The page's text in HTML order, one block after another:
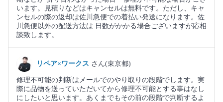
います。見積りなどはキャンセルは無料です。ただし、キャ
ンセルの際の返却は佐川急便での着払い発送になります。佐
川急便以外の配送方法は 日数がかかる場合ございますが応相
談致します。
リペア×ワークス さん(東京都)
修理不可能の判断はメールでのやり取りの段階でします。実
際に品物を送っていただいてから修理不可能とする事はなし
にしたいと思います。あくまでもその前の段階で判断するよ